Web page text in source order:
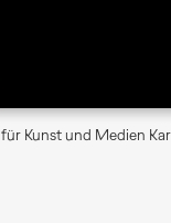
Kunst und Medien